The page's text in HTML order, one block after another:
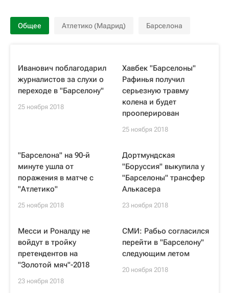
Общее Атлетико (Мадрид) Барселона
Иванович поблагодарил
журналистов за слухи о
переходе в "Барселону"
25 ноября 2018
Хавбек "Барселоны"
Рафинья получил
серьезную травму
колена и будет
прооперирован
25 ноября 2018
"Барселона" на 90-й
минуте ушла от
поражения в матче с
"Атлетико"
25 ноября 2018
Дортмундская
"Боруссия" выкупила у
"Барселоны" трансфер
Алькасера
23 ноября 2018
Месси и Роналду не
войдут в тройку
претендентов на
"Золотой мяч"-2018
23 ноября 2018
СМИ: Рабьо согласился
перейти в "Барселону"
следующим летом
20 ноября 2018